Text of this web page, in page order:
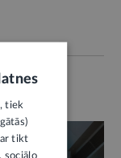
tiek
tikt
sociālo